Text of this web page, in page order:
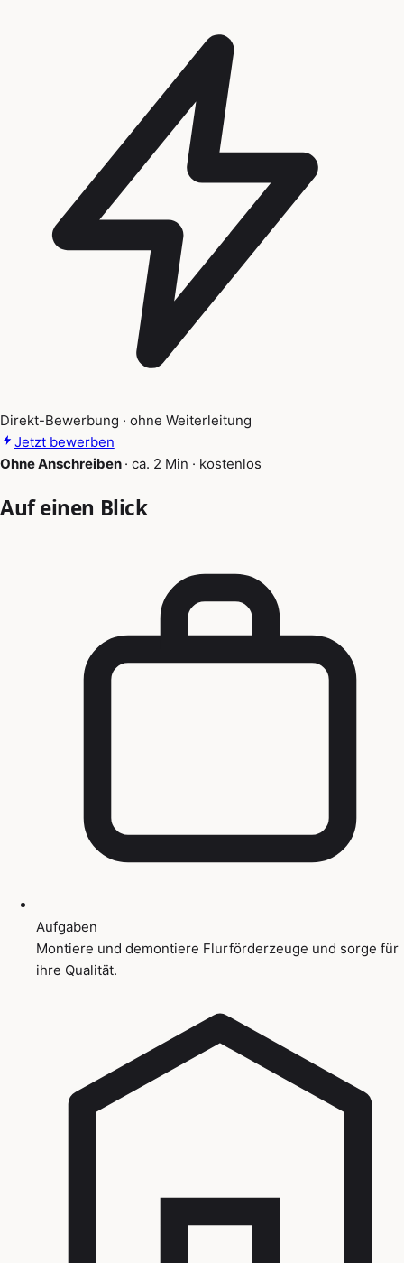
Direkt-Bewerbung · ohne Weiterleitung
Jetzt bewerben
Ohne Anschreiben · ca. 2 Min · kostenlos
Auf einen Blick
Aufgaben
Montiere und demontiere Flurförderzeuge und sorge für
ihre Qualität.